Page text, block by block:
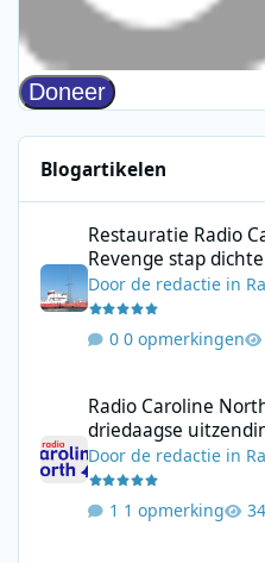
Blogartikelen
Restauratie Radio
Revenge stap
Doorde redactie in
0 opmerkingen
Radio Caroline
driedaagse
Doorde redactie in
1 opmerking